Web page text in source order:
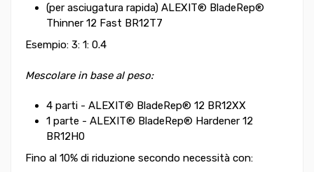
(per asciugatura rapida) ALEXIT® BladeRep®
Thinner 12 Fast BR12T7
Esempio: 3: 1: 0.4
Mescolare in base al peso:
4 parti - ALEXIT® BladeRep® 12 BR12XX
1 parte - ALEXIT® BladeRep® Hardener 12
BR12H0
Fino al 10% di riduzione secondo necessità con: